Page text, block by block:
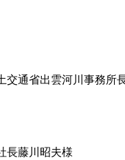
通省出雲河川事務所
長藤川昭夫様